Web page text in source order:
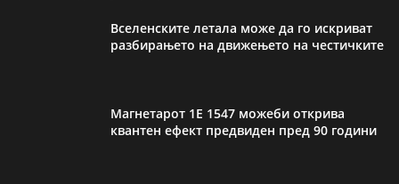
Вселенските летала може да го искриват
разбирањето на движењето на честичките
Магнетарот 1E 1547 можеби открива
квантен ефект предвиден пред 90 години